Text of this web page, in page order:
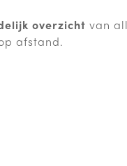
overzicht van
afstand.